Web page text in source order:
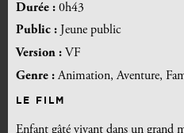
Durée : 0h43
Public : Jeune public
Version : VF
Genre :Animation, Aventure,
LE FILM
Enfant gâté vivant dans un grand